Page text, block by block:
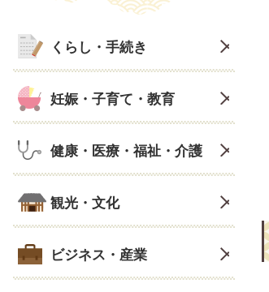
くらし・手続き
妊娠・子育て・教育
健康・医療・福祉・介護
観光・文化
ビジネス・産業